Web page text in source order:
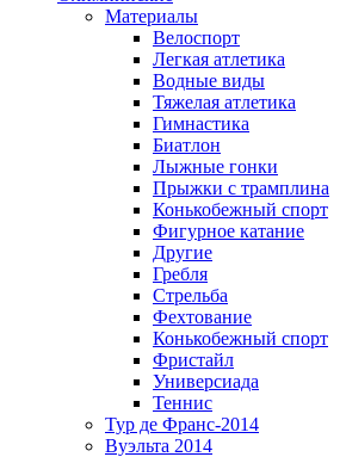
Материалы
Велоспорт
Легкая атлетика
Водные виды
Тяжелая атлетика
Гимнастика
Биатлон
Лыжные гонки
Прыжки с трамплина
Конькобежный спорт
Фигурное катание
Другие
Гребля
Стрельба
Фехтование
Конькобежный спорт
Фристайл
Универсиада
Теннис
Тур де Франс-2014
Вуэльта 2014